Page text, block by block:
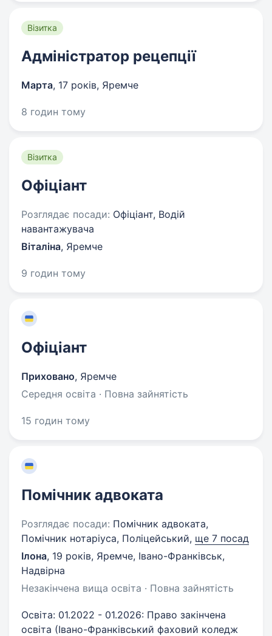
Візитка
Адміністратор рецепції
Марта, 17 років, Яремче
8 годин тому
Візитка
Офіціант
Розглядає посади: Офіціант, Водій
навантажувача
Віталіна, Яремче
9 годин тому
Офіціант
Приховано, Яремче
Середня освіта · Повна зайнятість
15 годин тому
Помічник адвоката
Розглядає посади: Помічник адвоката,
Помічник нотаріуса, Поліцейський, ще 7 посад
Ілона, 19 років, Яремче, Івано-Франківськ,
Надвірна
Незакінчена вища освіта · Повна зайнятість
Освіта: 01.2022 - 01.2026: Право закінчена
освіта (Івано-Франківський фаховий коледж